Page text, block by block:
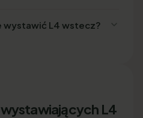
wystawić L4 wstecz?
L4